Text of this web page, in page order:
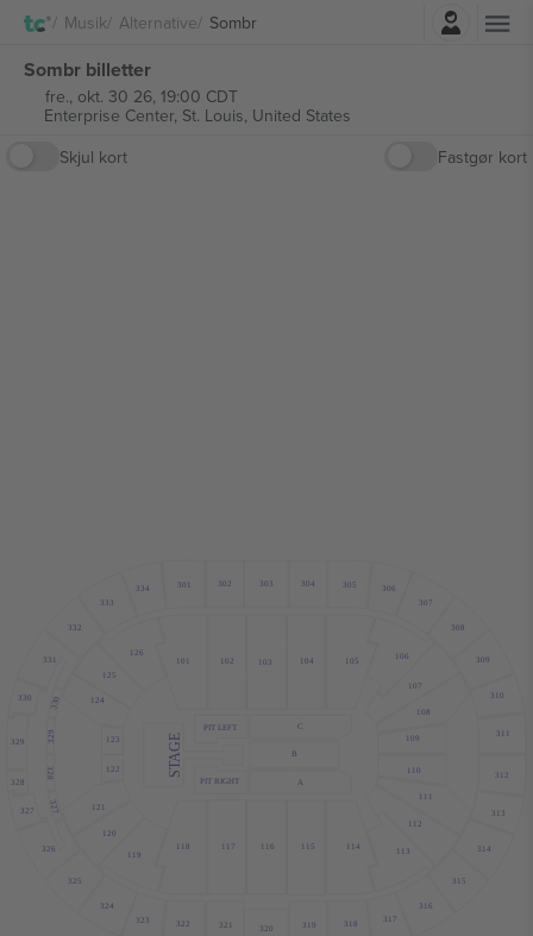
Musik Alternative Sombr
Sombr billetter
fre., okt. 30 26, 19:00 CDT
Enterprise Center, St. Louis, United States
Skjul kort
Fastgør kort
A
C
PIT RIGHT
PIT LEFT
101 102 103 104 105
106
107
108
109
110
112
114
115
116
117
118
322 321 320 319 318 317
316
315
314
313
312
310
309
308
307
306
305
304
303
302
301
126
125
119
120
122
121
124
123
329
329
330
330
328
328
327
327
331
332
325
326
324
323
334
STAGE